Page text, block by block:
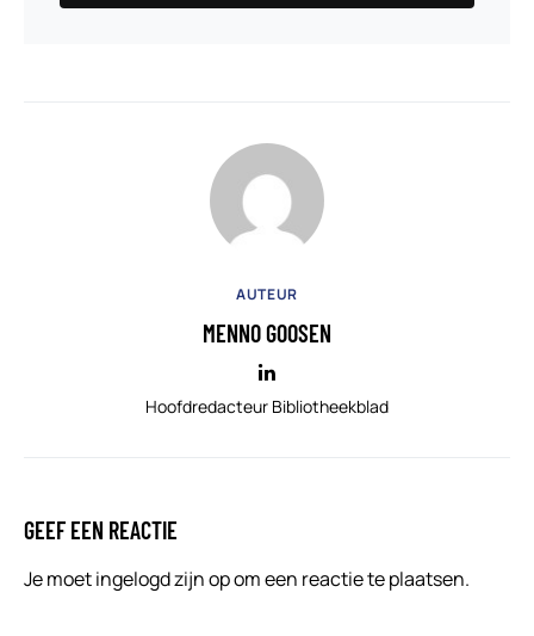
AUTEUR
MENNO GOOSEN
Hoofdredacteur Bibliotheekblad
GEEF EEN REACTIE
Je moetingelogd zijn opom een reactie te plaatsen.